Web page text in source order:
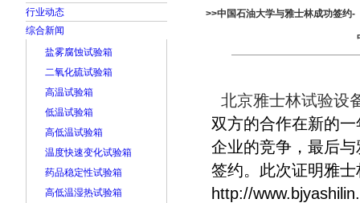
行业动态
综合新闻
盐雾腐蚀试验箱
二氧化硫试验箱
高温试验箱
低温试验箱
高低温试验箱
温度快速变化试验箱
药品稳定性试验箱
高低温湿热试验箱
>>中国石油大学与雅士林成功签约-
北京雅士林试验设
双方的合作在新的
企业的竞争，最后
签约。此次证明雅
http://